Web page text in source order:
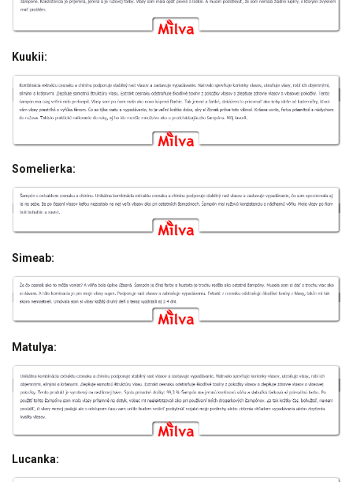
Kuukii:
Somelierka:
Simeab:
Matulya:
Lucanka: